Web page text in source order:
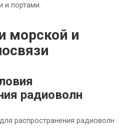
и портами.
морской и
радиоволн
распространения радиоволн